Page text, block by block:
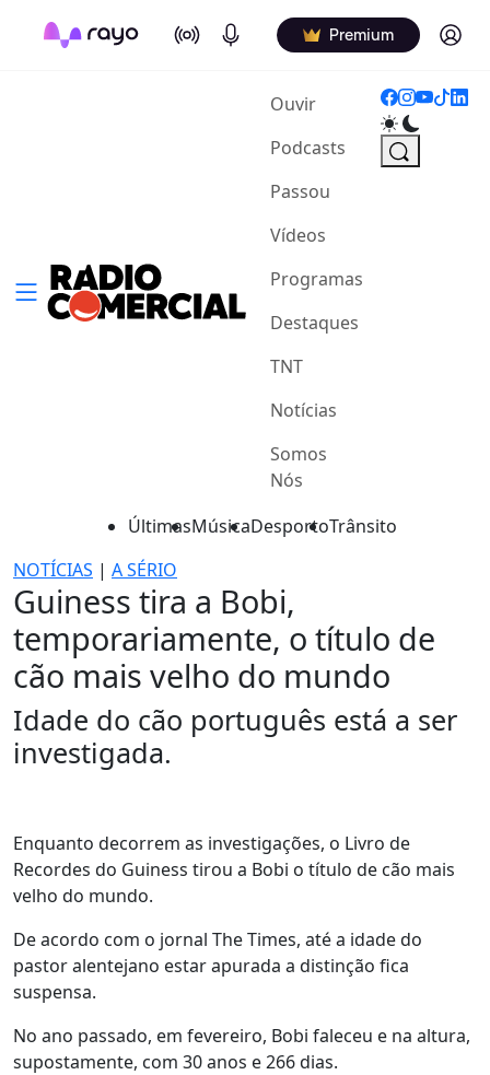
On Air Podcasts Premium Log in
Ouvir(current)
Podcasts
Passou
Vídeos
Programas
Destaques
TNT
Notícias
Somos
Nós
ÚltimasMúsicaDesportoTrânsito
NOTÍCIAS | A SÉRIO
Guiness tira a Bobi,
temporariamente, o título de
cão mais velho do mundo
Idade do cão português está a ser
investigada.
Enquanto decorrem as investigações, o Livro de
Recordes do Guiness tirou a Bobi o título de cão mais
velho do mundo.
De acordo com o jornal The Times, até a idade do
pastor alentejano estar apurada a distinção fica
suspensa.
No ano passado, em fevereiro, Bobi faleceu e na altura,
supostamente, com 30 anos e 266 dias.